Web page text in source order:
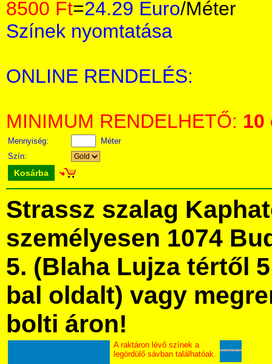
8500 Ft=24.29 Euro/Méter
Színek nyomtatása
ONLINE RENDELÉS:
MINIMUM RENDELHETŐ: 10
Mennyiség:
Méter
Szín:
Kosárba
Strassz szalag
személyesen 1074
5. (Blaha Lujza tértől
bal oldalt) vagy
bolti áron!
A raktáron lévő színek a
legördülő sávban találhatóak.